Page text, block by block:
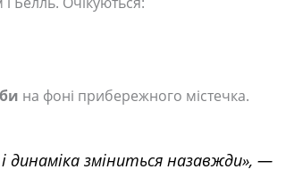
на фоні прибережного містечка.
динаміка зміниться назавжди», —